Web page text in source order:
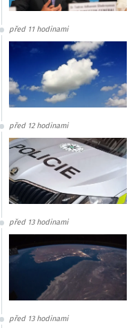
před 11 hodinami
před 12 hodinami
před 13 hodinami
před 13 hodinami